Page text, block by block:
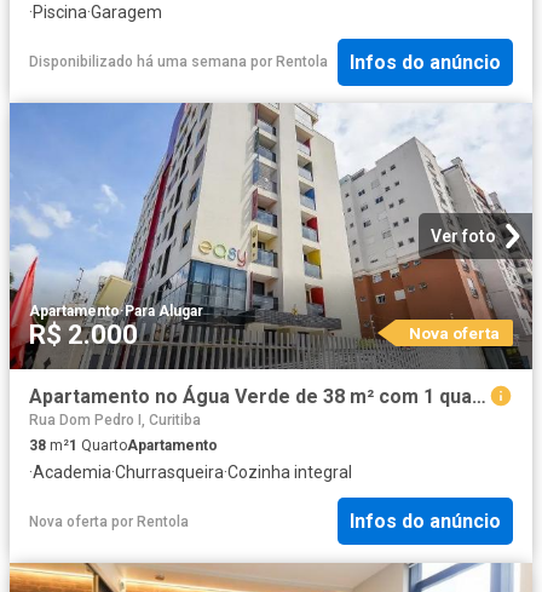
·Piscina·Garagem
Disponibilizado há uma semana por Rentola Infos do anúncio
Ver foto
Apartamento·Para Alugar
R$ 2.000 Nova oferta
Apartamento no Água Verde de 38 m² com 1 quarto
Rua Dom Pedro I, Curitiba
38 m²1 QuartoApartamento
·Academia·Churrasqueira·Cozinha integral
Nova oferta por Rentola Infos do anúncio